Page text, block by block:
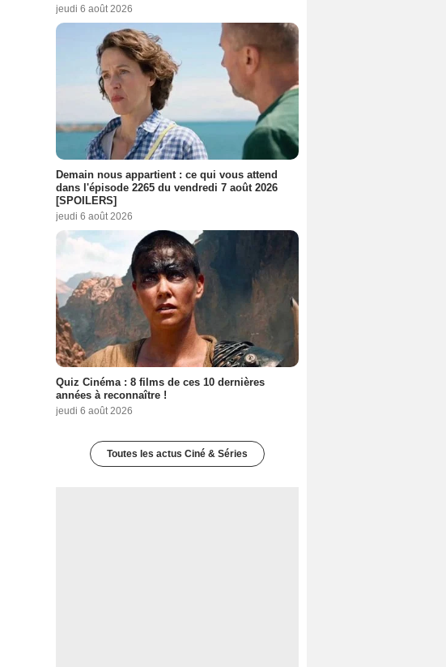
jeudi 6 août 2026
Demain nous appartient : ce qui vous attend
dans l'épisode 2265 du vendredi 7 août 2026
[SPOILERS]
jeudi 6 août 2026
Quiz Cinéma : 8 films de ces 10 dernières
années à reconnaître !
jeudi 6 août 2026
Toutes les actus Ciné & Séries